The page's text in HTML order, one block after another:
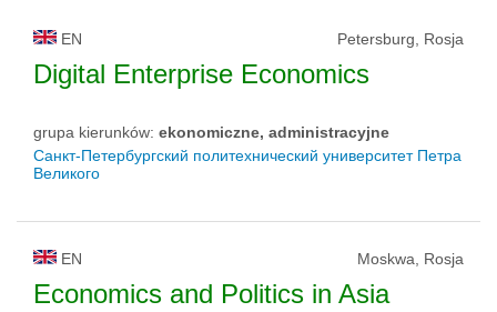
EN Petersburg, Rosja
Digital Enterprise Economics
grupa kierunków: ekonomiczne, administracyjne
Санкт-Петербургский политехнический университет Петра
Великого
EN Moskwa, Rosja
Economics and Politics in Asia